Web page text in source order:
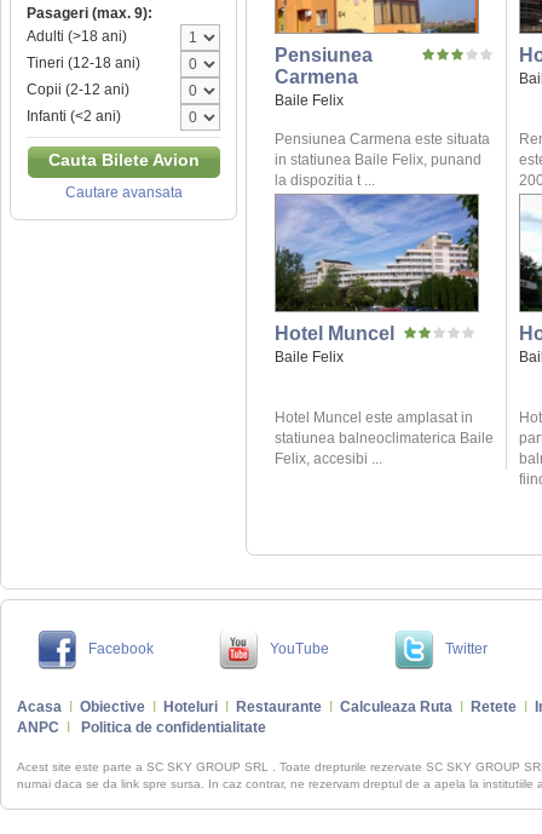
Pasageri (max. 9):
Adulti (>18 ani)
Tineri (12-18 ani)
Copii (2-12 ani)
Infanti (<2 ani)
Cauta Bilete Avion
Cautare avansata
Pensiunea
Carmena
Baile Felix
Pensiunea Carmena este situata
in statiunea Baile Felix, punand
la dispozitia t ...
Hotel Muncel
Baile Felix
Hotel Muncel este amplasat in
statiunea balneoclimaterica Baile
Felix, accesibi ...
Facebook YouTube Twitter
Acasa Obiective Hoteluri Restaurante Calculeaza Ruta Retete
ANPC
Politica de confidentialitate
Acest site este parte a SC SKY GROUP SRL . Toate drepturile rezervate SC SKY GROUP
numai daca se da link spre sursa. In caz contrar, ne rezervam dreptul de a apela la institutiile